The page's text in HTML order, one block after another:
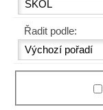
Řadit podle: